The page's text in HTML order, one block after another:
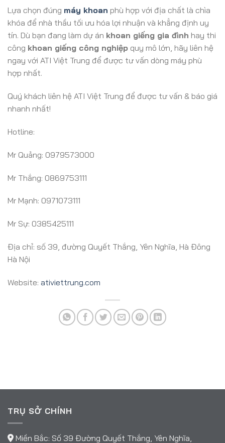
Lựa chọn đúng máy khoan phù hợp với địa chất là chìa
khóa để nhà thầu tối ưu hóa lợi nhuận và khẳng định uy
tín. Dù bạn đang làm dự án khoan giếng gia đình hay thi
công khoan giếng công nghiệp quy mô lớn, hãy liên hệ
ngay với ATI Việt Trung để được tư vấn dòng máy phù
hợp nhất.
Quý khách liên hệ ATI Việt Trung để được tư vấn & báo giá
nhanh nhất!
Hotline:
Mr Quảng: 0979573000
Mr Thắng: 0869753111
Mr Mạnh: 0971073111
Mr Sự: 0385425111
Địa chỉ: số 39, đường Quyết Thắng, Yên Nghĩa, Hà Đông
Hà Nội
Website: ativiettrung.com
TRỤ SỞ CHÍNH
Miền Bắc: Số 39 Đường Quyết Thắng, Yên Nghĩa,